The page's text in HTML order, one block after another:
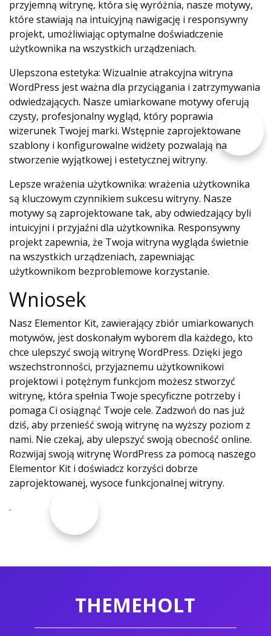
przyjemną witrynę, która się wyróżnia, nasze motywy,
które stawiają na intuicyjną nawigację i responsywny
projekt, umożliwiając optymalne doświadczenie
użytkownika na wszystkich urządzeniach.
Ulepszona estetyka: Wizualnie atrakcyjna witryna
WordPress jest ważna dla przyciągania i zatrzymywania
odwiedzających. Nasze umiarkowane motywy oferują
czysty, profesjonalny wygląd, który poprawia
wizerunek Twojej marki. Wstępnie zaprojektowane
szablony i konfigurowalne widżety pozwalają na
stworzenie wyjątkowej i estetycznej witryny.
Lepsze wrażenia użytkownika: wrażenia użytkownika
są kluczowym czynnikiem sukcesu witryny. Nasze
motywy są zaprojektowane tak, aby odwiedzający byli
intuicyjni i przyjaźni dla użytkownika. Responsywny
projekt zapewnia, że ​​Twoja witryna wygląda świetnie
na wszystkich urządzeniach, zapewniając
użytkownikom bezproblemowe korzystanie.
Wniosek
Nasz Elementor Kit, zawierający zbiór umiarkowanych
motywów, jest doskonałym wyborem dla każdego, kto
chce ulepszyć swoją witrynę WordPress. Dzięki jego
wszechstronności, przyjaznemu użytkownikowi
projektowi i potężnym funkcjom możesz stworzyć
witrynę, która spełnia Twoje specyficzne potrzeby i
pomaga Ci osiągnąć Twoje cele. Zadzwoń do nas już
dziś, aby przenieść swoją witrynę na wyższy poziom z
nami. Nie czekaj, aby ulepszyć swoją obecność online.
Rozwijaj swoją witrynę WordPress za pomocą naszego
Elementor Kit i doświadcz korzyści dobrze
zaprojektowanej, wysoce funkcjonalnej witryny.
.
THEMEHOLT